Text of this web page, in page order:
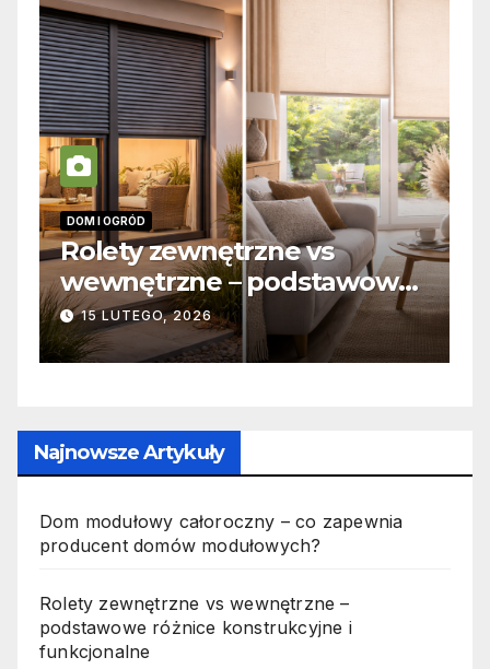
i
INFORMACJE
Zabicie owada a
odpowiedzialność karna
jak wygląda to w
19 PAŹDZIERNIKA, 2025
Najnowsze Artykuły
Dom modułowy całoroczny – co zapewnia
producent domów modułowych?
Rolety zewnętrzne vs wewnętrzne –
podstawowe różnice konstrukcyjne i
funkcjonalne